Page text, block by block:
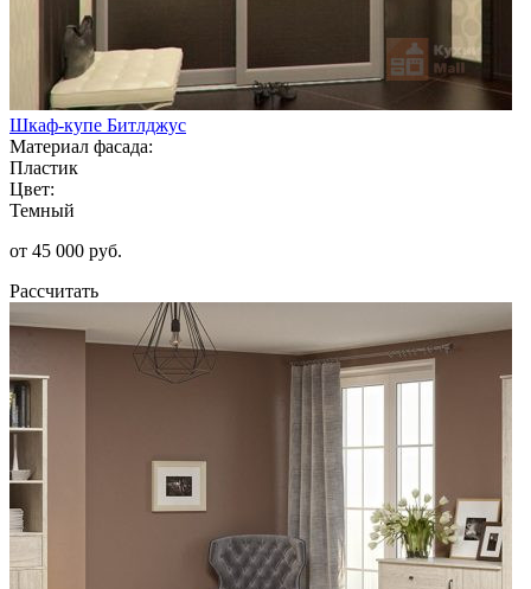
Шкаф-купе Битлджус
Материал фасада:
Пластик
Цвет:
Темный
от 45 000 руб.
Рассчитать